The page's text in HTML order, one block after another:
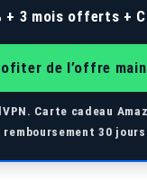
+ 3 mois offerts +
de l’offre
Carte cadeau
remboursement 30